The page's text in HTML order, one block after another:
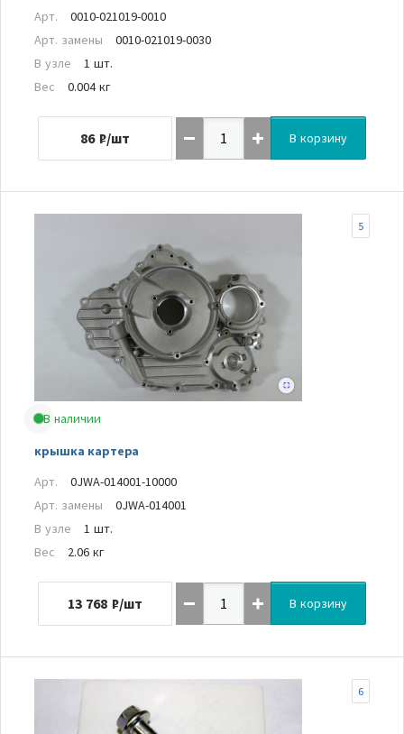
Арт.
0010-021019-0010
Арт. замены
0010-021019-0030
В узле
1 шт.
Вес
0.004 кг
86 ₽/шт В корзину
В наличии
крышка картера
5
Арт.
0JWA-014001-10000
Арт. замены
0JWA-014001
В узле
1 шт.
Вес
2.06 кг
13 768 ₽/шт В корзину
6